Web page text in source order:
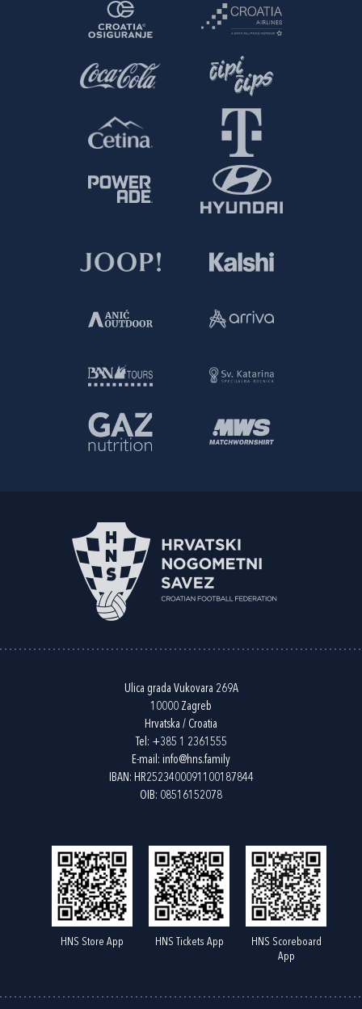
Ulica grada Vukovara 269A
10000 Zagreb
Hrvatska / Croatia
Tel: +385 1 2361555
E-mail: info@hns.family
IBAN: HR2523400091100187844
OIB: 08516152078
HNS Store App HNS Tickets App
HNS Scoreboard
App